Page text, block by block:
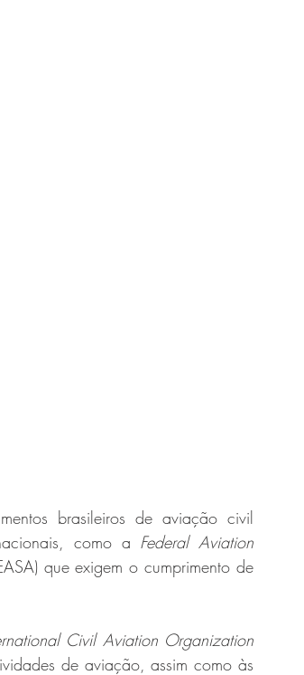
brasileiros de aviação civil
como a Federal Aviation
que exigem o cumprimento de
Civil Aviation Organization
de aviação, assim como às